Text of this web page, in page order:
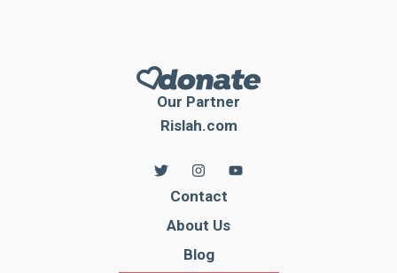
Our Partner
Rislah.com
Contact
About Us
Blog